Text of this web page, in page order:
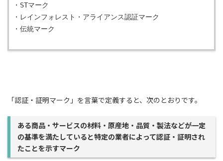
・STマーク
・レインフォレスト・アライアンス認証マーク
・伝統マーク
「認証・証明マーク」を言葉で定義すると、次のとおりです。
ある商品・サービスの材料・原産地・品質・製法などが一定
の基準を満たしていると特定の業者によって認証・証明され
たことを示すマーク